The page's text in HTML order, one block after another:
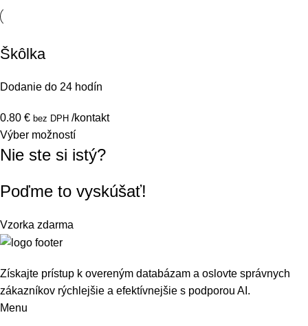
Škôlka
Dodanie do 24 hodín
0.80 € bez DPH /kontakt
Výber možností
Nie ste si istý?
Poďme to vyskúšať!
Vzorka zdarma
Získajte prístup k overeným databázam a oslovte správnych
zákazníkov rýchlejšie a efektívnejšie s podporou AI.
Menu